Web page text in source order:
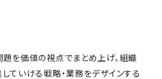
を価値の視点でまとめ上げ、組織
ていける戦略・業務をデザインする